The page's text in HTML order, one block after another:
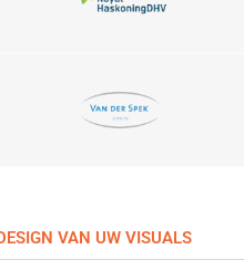
VAN UW VISUALS